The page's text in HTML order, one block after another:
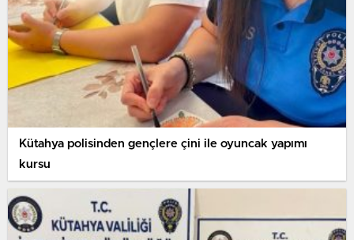
Kütahya polisinden gençlere çini ile oyuncak yapımı
kursu